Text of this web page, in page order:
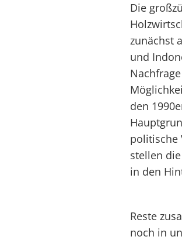
Die
zunächst
und
den
politische
stellen
in den
Reste
noch in